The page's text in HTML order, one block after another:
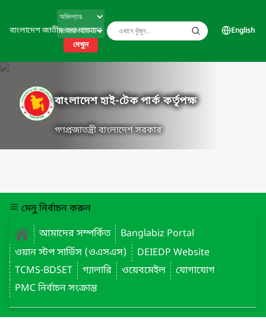
বাংলাদেশ জাতীয় তথ্য বাতায়ন
দেখুন
English
বাংলাদেশ হাই-টেক পার্ক কর্তৃপক্ষ
গণপ্রজাতন্ত্রী বাংলাদেশ সরকার
মেনু নির্বাচন করুন
আমাদের সম্পর্কিত
Banglabiz Portal
ওয়ান স্টপ সার্ভিস (ওএসএস)
DEIEDP Website
TCMS-BDSET
গ্যালারি ওয়েবমেইল
যোগাযোগ
PMC নির্বাচন সংক্রান্ত